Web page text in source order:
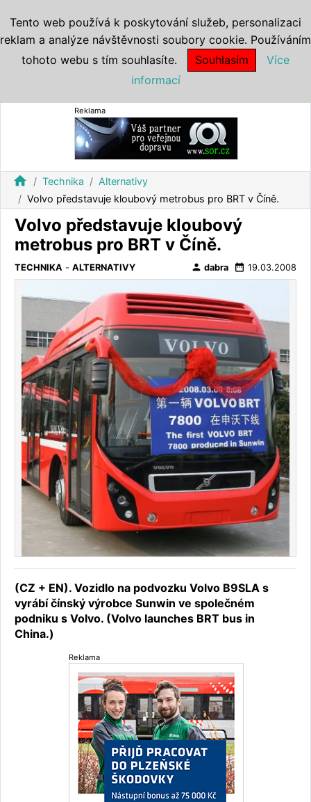
Reklama
home Technika
Alternativy
Volvo představuje kloubový metrobus pro BRT v Číně.
Volvo představuje kloubový
metrobus pro BRT v Číně.
TECHNIKA - ALTERNATIVY person dabra date_range 19.03.2008
(CZ + EN). Vozidlo na podvozku Volvo B9SLA s
vyrábí čínský výrobce Sunwin ve společném
podniku s Volvo. (Volvo launches BRT bus in
China.)
Reklama
Tento web používá k poskytování služeb, personalizaci
reklam a analýze návštěvnosti soubory cookie. Používáním
tohoto webu s tím souhlasíte.
Souhlasím
Více
informací